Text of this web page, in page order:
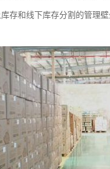
存和线下库存分割的管理